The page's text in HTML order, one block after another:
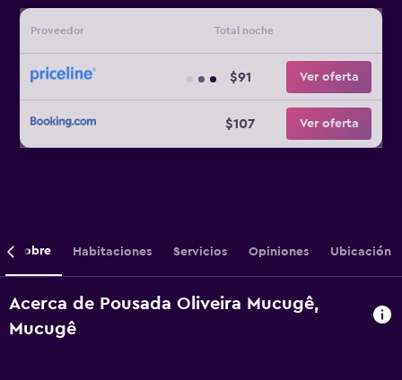
Proveedor Total noche
$91 Ver oferta
$107 Ver oferta
Sobre Habitaciones Servicios Opiniones Ubicación
Acerca de Pousada Oliveira Mucugê,
Mucugê